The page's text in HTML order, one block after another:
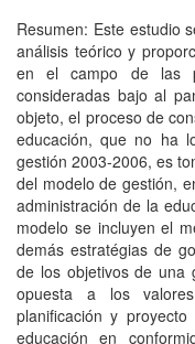
Resumen: Este estudio
análisis teórico y
en el campo de las
consideradas bajo al
objeto, el proceso de
educación, que no ha
gestión 2003-2006, es
del modelo de gestión,
administración de la
modelo se incluyen el
demás estratégias de
de los objetivos de una
opuesta a los
planificación y
educación en